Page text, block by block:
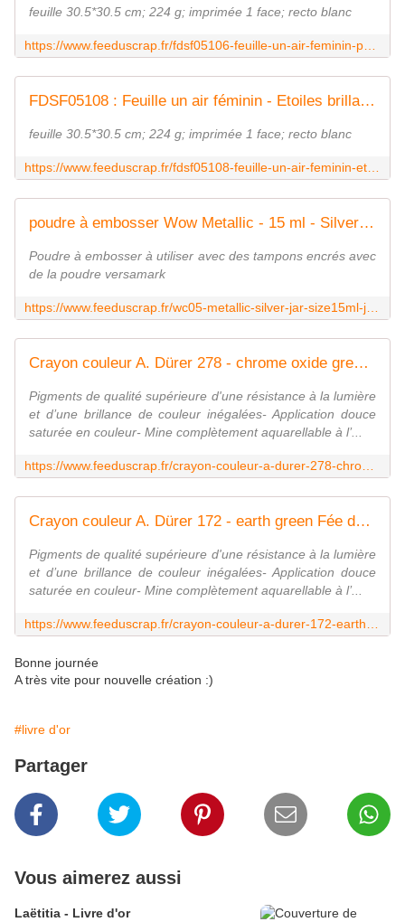
feuille 30.5*30.5 cm; 224 g; imprimée 1 face; recto blanc
FDSF05108 : Feuille un air féminin - Etoiles brillantes FEE DU SCRAP
feuille 30.5*30.5 cm; 224 g; imprimée 1 face; recto blanc
poudre à embosser Wow Metallic - 15 ml - Silver Super Fine
Poudre à embosser à utiliser avec des tampons encrés avec
de la poudre versamark
Crayon couleur A. Dürer 278 - chrome oxide green Fée du Scrap
Pigments de qualité supérieure d'une résistance à la lumière
et d’une brillance de couleur inégalées- Application douce
saturée en couleur- Mine complètement aquarellable à l’...
Crayon couleur A. Dürer 172 - earth green Fée du Scrap
Pigments de qualité supérieure d'une résistance à la lumière
et d’une brillance de couleur inégalées- Application douce
saturée en couleur- Mine complètement aquarellable à l’...
Bonne journée
A très vite pour nouvelle création :)
#livre d'or
Partager
Vous aimerez aussi
Laëtitia - Livre d'or